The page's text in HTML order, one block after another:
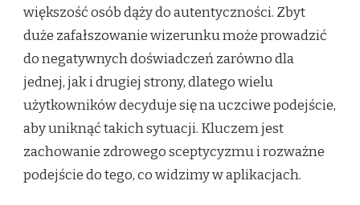
większość osób dąży do autentyczności. Zbyt
duże zafałszowanie wizerunku może prowadzić
do negatywnych doświadczeń zarówno dla
jednej, jak i drugiej strony, dlatego wielu
użytkowników decyduje się na uczciwe podejście,
aby uniknąć takich sytuacji. Kluczem jest
zachowanie zdrowego sceptycyzmu i rozważne
podejście do tego, co widzimy w aplikacjach.